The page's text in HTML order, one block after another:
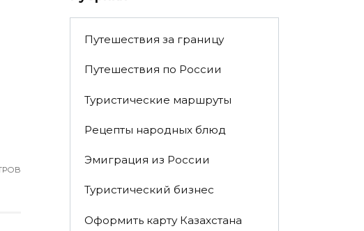
Путешествия за границу
Путешествия по России
Туристические маршруты
Рецепты народных блюд
Эмиграция из России
Туристический бизнес
Оформить карту Казахстана